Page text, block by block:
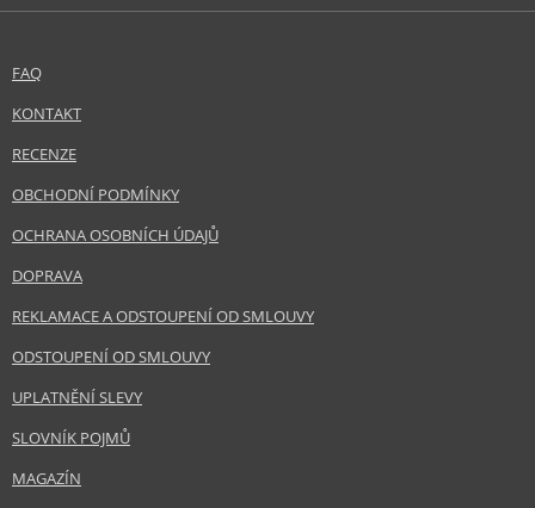
FAQ
KONTAKT
RECENZE
OBCHODNÍ PODMÍNKY
OCHRANA OSOBNÍCH ÚDAJŮ
DOPRAVA
REKLAMACE A ODSTOUPENÍ OD SMLOUVY
ODSTOUPENÍ OD SMLOUVY
UPLATNĚNÍ SLEVY
SLOVNÍK POJMŮ
MAGAZÍN